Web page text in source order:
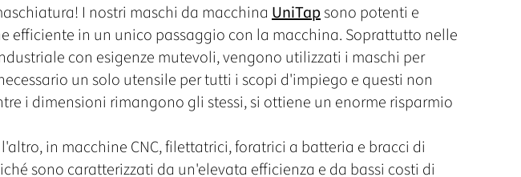
I nostri maschi da macchina UniTapsono potenti e
efficiente in un unico passaggio con la macchina. Soprattutto nelle
con esigenze mutevoli, vengono utilizzati i maschi per
un solo utensile per tutti i scopi d'impiego e questi non
i dimensioni rimangono gli stessi, si ottiene un enorme risparmio
in macchine CNC, filettatrici, foratrici a batteria e bracci di
sono caratterizzati da un'elevata efficienza e da bassi costi di